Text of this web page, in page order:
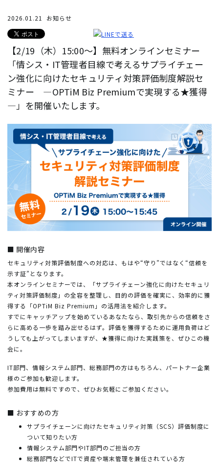
2026.01.21 お知らせ
【2/19（木）15:00～】無料オンラインセミナー
「情シス・IT管理者目線で考えるサプライチェー
ン強化に向けたセキュリティ対策評価制度解説セ
ミナー ―OPTiM Biz Premiumで実現する★獲得
―」を開催いたします。
■ 開催内容
セキュリティ対策評価制度への対応は、もはや“守り”ではなく“信頼を
示す証”となります。
本オンラインセミナーでは、「サプライチェーン強化に向けたセキュリ
ティ対策評価制度」の全容を整理し、目的の評価を確実に、効率的に獲
得する「OPTiM Biz Premium」の活用法を紹介します。
すでにキャッチアップを始めているあなたなら、取引先からの信頼をさ
らに高める一歩を踏み出せるはず。評価を獲得するために運用負荷はど
うしても上がってしまいますが、★獲得に向けた実践策を、ぜひこの機
会に。
IT部門、情報システム部門、総務部門の方はもちろん、パートナー企業
様のご参加も歓迎します。
参加費用は無料ですので、ぜひお気軽にご参加ください。
■ おすすめの方
サプライチェーンに向けたセキュリティ対策（SCS）評価制度に
ついて知りたい方
情報システム部門やIT部門のご担当の方
総務部門などでITで資産や端末管理を兼任されている方